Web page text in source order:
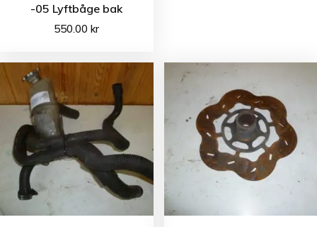
-05 Lyftbåge bak
550.00kr